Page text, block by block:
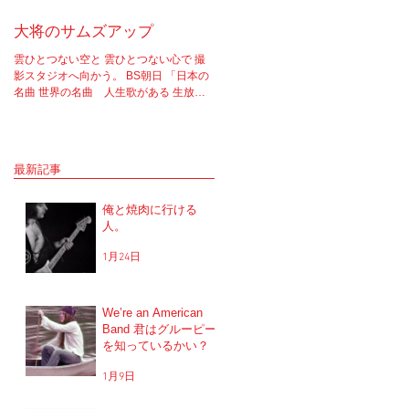
大将のサムズアップ
雲ひとつない空と 雲ひとつない心で 撮
影スタジオへ向かう。 BS朝日 「日本の
名曲 世界の名曲 人生歌がある 生放送 5
最新記事
俺と焼肉に行ける
人。
1月24日
We’re an American
Band 君はグルーピー
を知っているかい？
1月9日